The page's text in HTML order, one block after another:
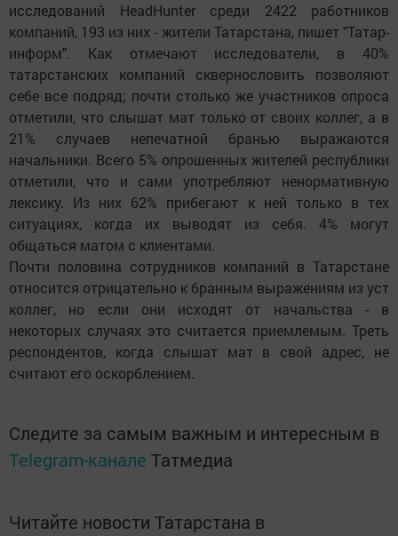
исследований HeadHunter среди 2422 работников
компаний, 193 из них - жители Татарстана, пишет "Татар-
информ". Как отмечают исследователи, в 40%
татарстанских компаний сквернословить позволяют
себе все подряд; почти столько же участников опроса
отметили, что слышат мат только от своих коллег, а в
21% случаев непечатной бранью выражаются
начальники. Всего 5% опрошенных жителей республики
отметили, что и сами употребляют ненормативную
лексику. Из них 62% прибегают к ней только в тех
ситуациях, когда их выводят из себя. 4% могут
общаться матом с клиентами.
Почти половина сотрудников компаний в Татарстане
относится отрицательно к бранным выражениям из уст
коллег, но если они исходят от начальства - в
некоторых случаях это считается приемлемым. Треть
респондентов, когда слышат мат в свой адрес, не
считают его оскорблением.
Следите за самым важным и интересным в
Telegram-канале Татмедиа
Читайте новости Татарстана в